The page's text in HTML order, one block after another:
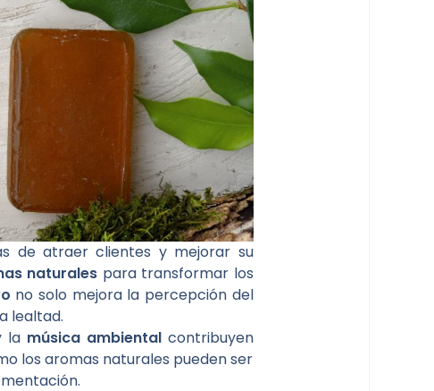
de atraer clientes y mejorar su
naturales para transformar los
no solo mejora la percepción del
lealtad.
la música ambientalcontribuyen
los aromas naturales pueden ser